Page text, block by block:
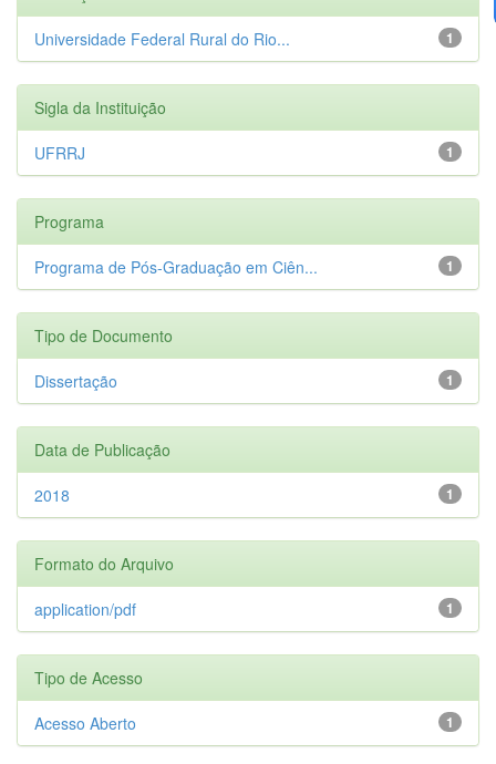
1
Universidade Federal Rural do Rio...
Sigla da Instituição
1
UFRRJ
Programa
1
Programa de Pós-Graduação em Ciên...
Tipo de Documento
1
Dissertação
Data de Publicação
1
2018
Formato do Arquivo
1
application/pdf
Tipo de Acesso
1
Acesso Aberto